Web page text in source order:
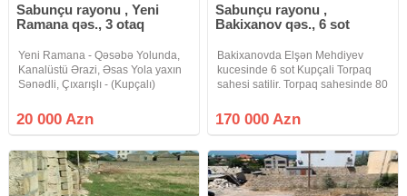
Sabunçu rayonu , Yeni
Ramana qəs., 3 otaq
Yeni Ramana - Qəsəbə Yolunda,
Kanalüstü Ərazi, Əsas Yola yaxın
Sənədli, Çıxarışlı - (Kupçalı)
Yolunda, Kanalüstü Ərazi, Əsas
Yola yaxın, Xəzər marketlə üzbə-
20 000 Azn
Sabunçu rayonu ,
Bakixanov qəs., 6 sot
Bakixanovda Elşən Mehdiyev
kucesinde 6 sot Kupçali Torpaq
sahesi satilir. Torpaq sahesinde 80
yerleşir. Elave suallar ile bagli
zeng edin.
170 000 Azn